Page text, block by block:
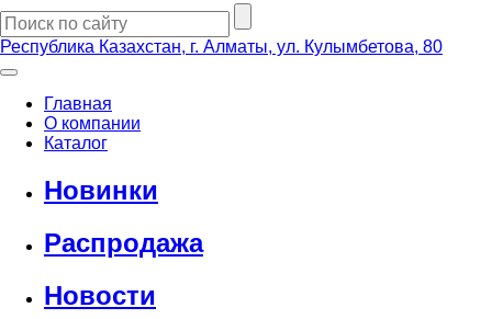
Республика Казахстан, г. Алматы, ул. Кулымбетова, 80
Главная
О компании
Каталог
Новинки
Распродажа
Новости